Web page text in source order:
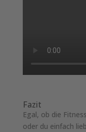
Fazit
Egal, ob die
oder du einfach